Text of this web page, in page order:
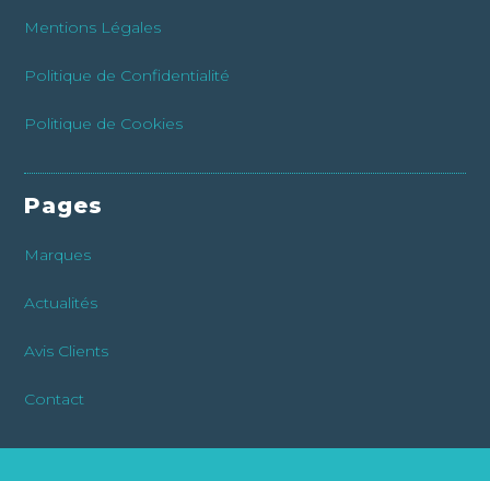
Mentions Légales
Politique de Confidentialité
Politique de Cookies
Pages
Marques
Actualités
Avis Clients
Contact